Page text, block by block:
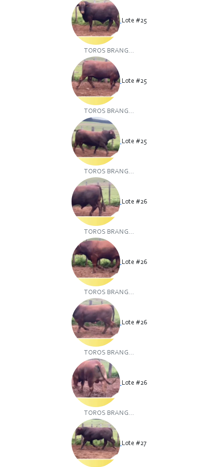
Lote #25
TOROS BRANG...
Lote #25
TOROS BRANG...
Lote #25
TOROS BRANG...
Lote #26
TOROS BRANG...
Lote #26
TOROS BRANG...
Lote #26
TOROS BRANG...
Lote #26
TOROS BRANG...
Lote #27